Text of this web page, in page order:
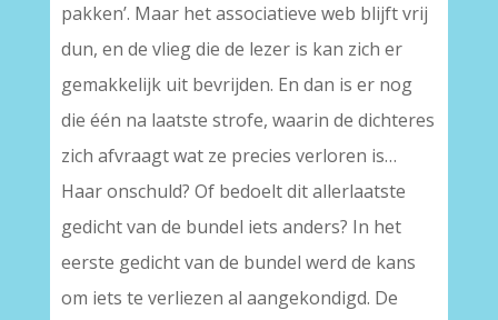
pakken’. Maar het associatieve web blijft vrij
dun, en de vlieg die de lezer is kan zich er
gemakkelijk uit bevrijden. En dan is er nog
die één na laatste strofe, waarin de dichteres
zich afvraagt wat ze precies verloren is…
Haar onschuld? Of bedoelt dit allerlaatste
gedicht van de bundel iets anders? In het
eerste gedicht van de bundel werd de kans
om iets te verliezen al aangekondigd. De